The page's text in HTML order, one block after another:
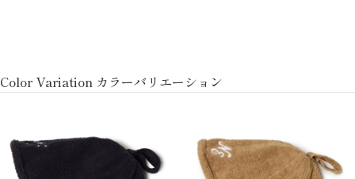
Color Variation カラーバリエーション